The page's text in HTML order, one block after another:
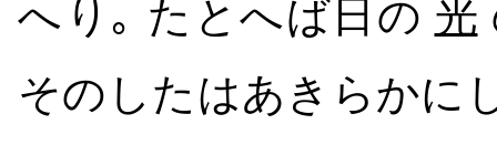
へ​り｡ たとへば 日 の 光
その​した​は​あきらかに​